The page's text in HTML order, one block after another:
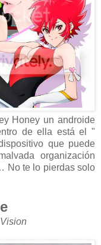
Honey un androide
de ella está el "
que puede
organización
No te lo pierdas solo